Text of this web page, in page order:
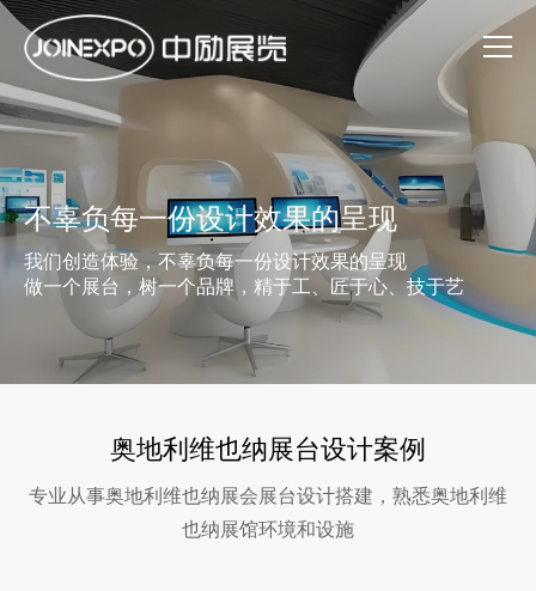
不辜负每一份设计效果的呈现
我们创造体验，不辜负每一份设计效果的呈现
做一个展台，树一个品牌，精于工、匠于心、技于艺
奥地利维也纳展台设计案例
专业从事奥地利维也纳展会展台设计搭建，熟悉奥地利维
也纳展馆环境和设施